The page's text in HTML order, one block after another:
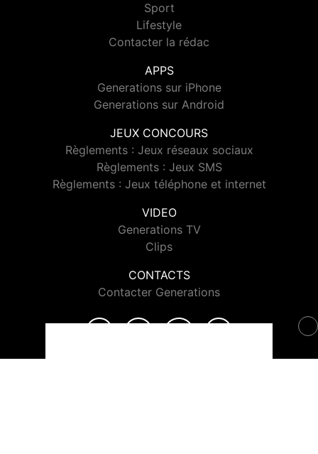
Sport
Lifestyle
Contacter la rédac
APPS
Generations sur iPhone
Generations sur Android
JEUX CONCOURS
Règlements : Jeux réseaux sociaux
Règlements : Jeux SMS
Règlements : Jeux téléphone et internet
VIDEO
Generations TV
Clips
CONTACTS
Contacter Generations